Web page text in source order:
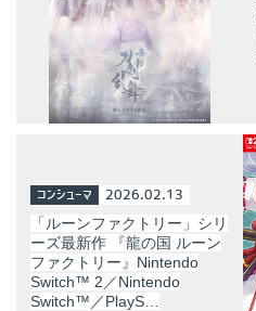
コンシューマ 2026.02.13
「ルーンファクトリー」シリ
ーズ最新作 『龍の国 ルーン
ファクトリー』Nintendo
Switch™ 2／Nintendo
Switch™／PlayS…